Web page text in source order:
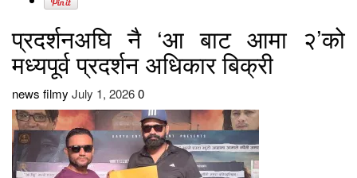
प्रदर्शनअघि नै ‘आ बाट आमा २’को
मध्यपूर्व प्रदर्शन अधिकार बिक्री
news filmy July 1, 20260